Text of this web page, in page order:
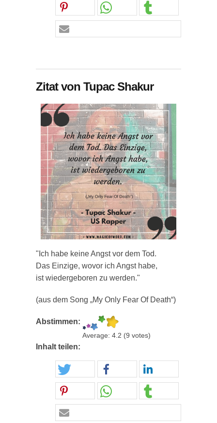
Zitat von Tupac Shakur
"Ich habe keine Angst vor dem Tod.
Das Einzige, wovor ich Angst habe,
ist wiedergeboren zu werden."
(aus dem Song „My Only Fear Of Death“)
Abstimmen:
Average: 4.2 (9 votes)
Inhalt teilen: